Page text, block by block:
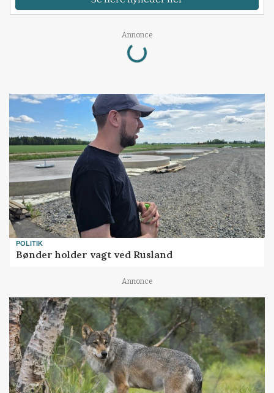
Annonce
Loading...
POLITIK
Bønder holder vagt ved Rusland
Annonce